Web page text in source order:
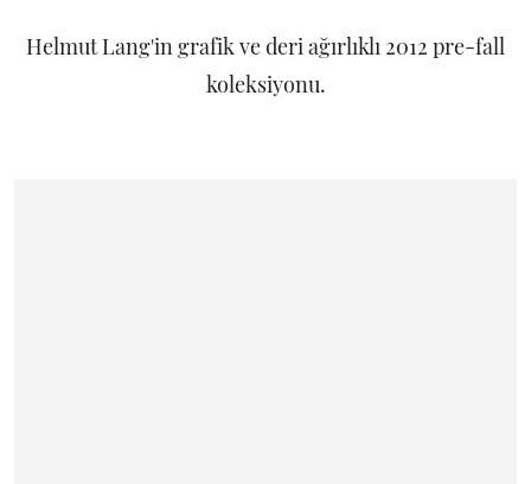
Helmut Lang'in grafik ve deri ağırlıklı 2012 pre-fall
koleksiyonu.